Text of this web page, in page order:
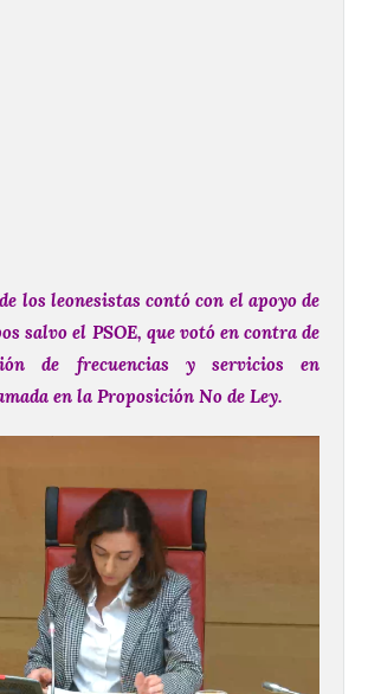
los leonesistas contó con el apoyo de
salvo el PSOE, que votó en contra de
de frecuencias y servicios en
en la Proposición No de Ley.